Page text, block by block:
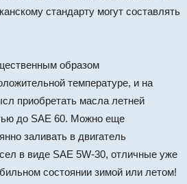
стандарту могут составлять
образом
температуре, и на
приобретать масла летней
до SAE 60. Можно еще
заливать в двигатель
в виде SAE 5W-30, отличные уже
состоянии зимой или летом!